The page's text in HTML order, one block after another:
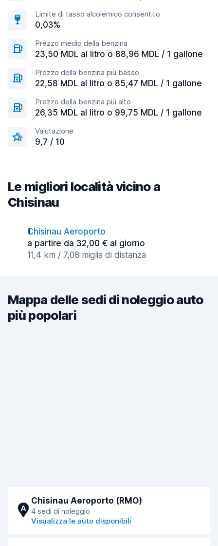
Limite di tasso alcolemico consentito
0,03%
Prezzo medio della benzina
23,50 MDL al litro o 88,96 MDL / 1 gallone
Prezzo della benzina più basso
22,58 MDL al litro o 85,47 MDL / 1 gallone
Prezzo della benzina più alto
26,35 MDL al litro o 99,75 MDL / 1 gallone
Valutazione
9,7 / 10
Le migliori località vicino a
Chisinau
Chisinau Aeroporto
a partire da 32,00 € al giorno
11,4 km / 7,08 miglia di distanza
Mappa delle sedi di noleggio auto
più popolari
A
Chisinau Aeroporto (RMO)
4 sedi di noleggio
Visualizza le auto disponibili